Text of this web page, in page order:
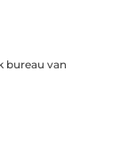
bureau van